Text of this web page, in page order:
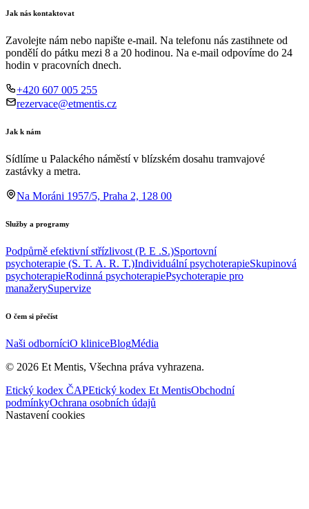
Jak nás kontaktovat
Zavolejte nám nebo napište e-mail. Na telefonu nás zastihnete od
pondělí do pátku mezi 8 a 20 hodinou. Na e-mail odpovíme do 24
hodin v pracovních dnech.
+420 607 005 255
rezervace@etmentis.cz
Jak k nám
Sídlíme u Palackého náměstí v blízském dosahu tramvajové
zastávky a metra.
Na Moráni 1957/5, Praha 2, 128 00
Služby a programy
Podpůrně efektivní střízlivost (P. E .S.)Sportovní
psychoterapie (S. T. A. R. T.)Individuální psychoterapieSkupinová
psychoterapieRodinná psychoterapiePsychoterapie pro
manažerySupervize
O čem si přečíst
Naši odborníciO kliniceBlogMédia
© 2026 Et Mentis, Všechna práva vyhrazena.
Etický kodex ČAPEtický kodex Et MentisObchodní
podmínkyOchrana osobních údajů
Nastavení cookies